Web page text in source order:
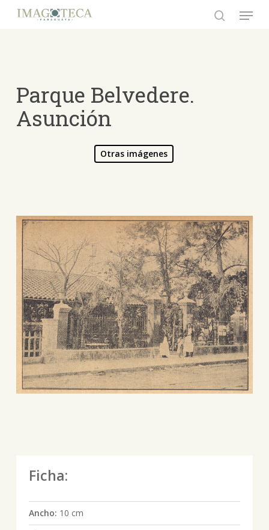
Menu
Parque Belvedere.
Asunción
Otras imágenes
Ficha:
Ancho: 10 cm